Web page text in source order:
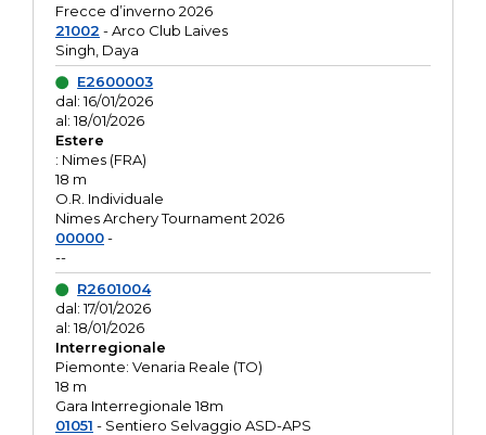
Frecce d’inverno 2026
21002 - Arco Club Laives
Singh, Daya
E2600003
dal: 16/01/2026
al: 18/01/2026
Estere
: Nimes (FRA)
18 m
O.R. Individuale
Nimes Archery Tournament 2026
00000-
--
R2601004
dal: 17/01/2026
al: 18/01/2026
Interregionale
Piemonte: Venaria Reale (TO)
18 m
Gara Interregionale 18m
01051 - Sentiero Selvaggio ASD-APS